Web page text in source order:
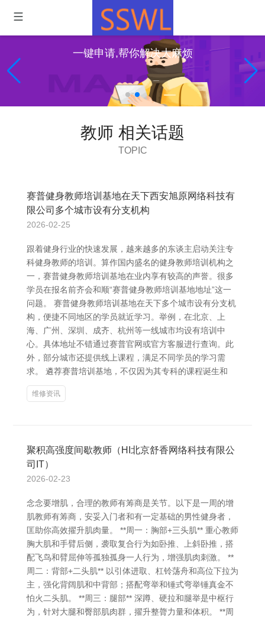
一键申请,帮你解决大麻烦
教师 相关话题
TOPIC
赛普健身教师培训基地在天下西安旭原网络科技有
限公司多个城市设有分支机构
2026-02-25
跟着健身行业的快速发展，越来越多的东谈主启动关注专
科健身教师的培训。算作国内盛名的健身教师培训机构之
一，赛普健身教师培训基地在业内享有较高的声誉。很多
学员在报名前齐会和顺“赛普健身教师培训基地地址”这一
问题。 赛普健身教师培训基地在天下多个城市设有分支机
构，便捷不同地区的学员就近学习。举例，在北京、上
海、广州、深圳、成齐、杭州等一线城市均设有培训中
心。具体地址不错通过赛普官网或官方客服进行查询。此
外，部分城市还提供线上课程，满足不同学员的学习需
求。 遴荐赛普培训基地，不仅因为其专科的课程诞生和
维修资讯
聚积高强度间歇教师（HI北京舒香网络科技有限公
司IT）
2026-02-23
念念要增肌，合理的教师有筹商是关节。以下是一周的增
肌教师有筹商，安妥入门者和有一定基础的男性健身者，
匡助你高效擢升肌肉量。 **周一：胸部+三头肌** 重心教师
胸大肌和手臂后侧，袭取复合行为如卧推、上斜卧推，搭
配飞鸟和臂屈伸等孤独孤身一人行为，增强肌肉刺激。 **
周二：背部+二头肌** 以引体进取、杠铃荡舟和高位下拉为
主，强化背阔肌和中背部；搭配弯举和锤式弯举锤真金不
怕火二头肌。 **周三：腿部** 深蹲、硬拉和腿举是中枢行
为，针对大腿和臀部肌肉群，擢升整膂力量和体积。 **周